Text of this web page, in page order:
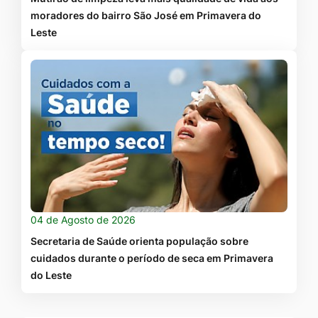
moradores do bairro São José em Primavera do
Leste
04 de Agosto de 2026
Secretaria de Saúde orienta população sobre
cuidados durante o período de seca em Primavera
do Leste